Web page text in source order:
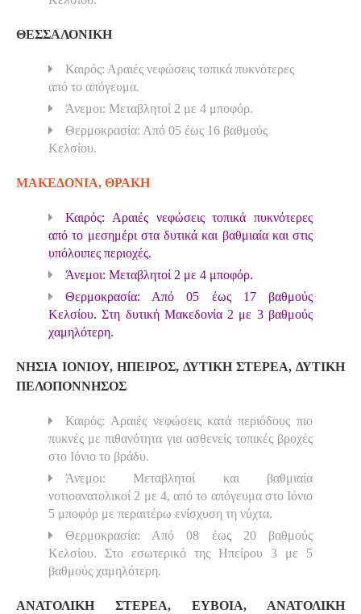
ΘΕΣΣΑΛΟΝΙΚΗ
Καιρός: Αραιές νεφώσεις τοπικά πυκνότερες
από το απόγευμα.
Άνεμοι: Μεταβλητοί 2 με 4 μποφόρ.
Θερμοκρασία: Από 05 έως 16 βαθμούς
Κελσίου.
ΜΑΚΕΔΟΝΙΑ, ΘΡΑΚΗ
Καιρός: Αραιές νεφώσεις τοπικά πυκνότερες
από το μεσημέρι στα δυτικά και βαθμιαία και στις
υπόλοιπες περιοχές.
Άνεμοι: Μεταβλητοί 2 με 4 μποφόρ.
Θερμοκρασία: Από 05 έως 17 βαθμούς
Κελσίου. Στη δυτική Μακεδονία 2 με 3 βαθμούς
χαμηλότερη.
ΝΗΣΙΑ ΙΟΝΙΟΥ, ΗΠΕΙΡΟΣ, ΔΥΤΙΚΗ ΣΤΕΡΕΑ, ΔΥΤΙΚΗ
ΠΕΛΟΠΟΝΝΗΣΟΣ
Καιρός: Αραιές νεφώσεις κατά περιόδους πιο
πυκνές με πιθανότητα για ασθενείς τοπικές βροχές
στο Ιόνιο το βράδυ.
Άνεμοι: Μεταβλητοί και βαθμιαία
νοτιοανατολικοί 2 με 4, από το απόγευμα στο Ιόνιο
5 μποφόρ με περαιτέρω ενίσχυση τη νύχτα.
Θερμοκρασία: Από 08 έως 20 βαθμούς
Κελσίου. Στο εσωτερικό της Ηπείρου 3 με 5
βαθμούς χαμηλότερη.
ΑΝΑΤΟΛΙΚΗ ΣΤΕΡΕΑ, ΕΥΒΟΙΑ, ΑΝΑΤΟΛΙΚΗ